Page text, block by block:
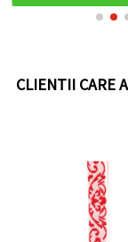
CLIENTII CARE